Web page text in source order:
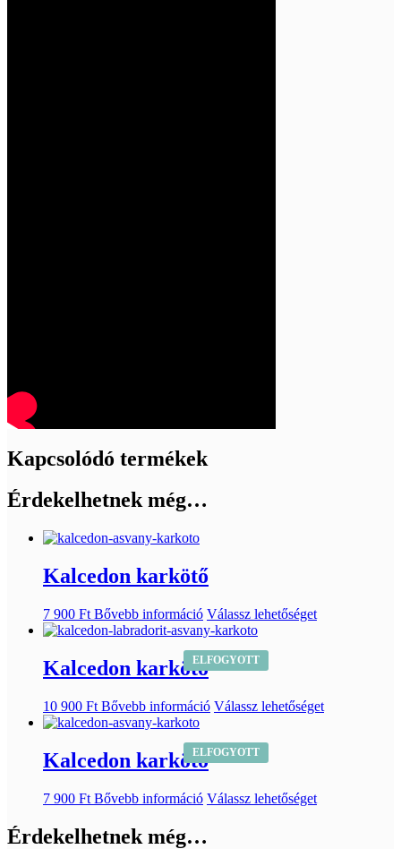
Kapcsolódó termékek
Érdekelhetnek még…
Kalcedon karkötő
7 900 Ft Bővebb információ Válassz lehetőséget
ELFOGYOTT
Kalcedon karkötő
10 900 Ft Bővebb információ Válassz lehetőséget
ELFOGYOTT
Kalcedon karkötő
7 900 Ft Bővebb információ Válassz lehetőséget
Érdekelhetnek még…